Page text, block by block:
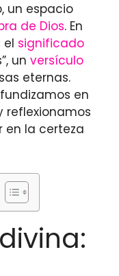
un espacio
de Dios. En
el significado
un versículo
eternas.
en
reflexionamos
en la certeza